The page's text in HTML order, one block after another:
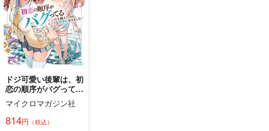
■■■■-in-the-box
@山茶花
660円 （税込）
専売 円（税込）
鬼滅の刃
宇髄天元×煉獄杏寿郎
サンプル
カート
ドジ可愛い後輩は、初
恋の順序がバグって
る 一線を越えたの
に、ピュアな関係にな
りました
マイクロマガジン社
814円 （税込）